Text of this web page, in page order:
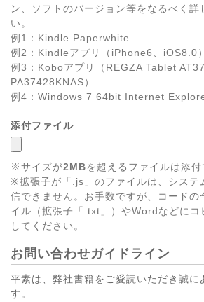
ン、ソフトのバージョン等をなるべく詳
い。
例1：Kindle Paperwhite
例2：Kindleアプリ（iPhone6、iOS8.0）
例3：Koboアプリ（REGZA Tablet
PA37428KNAS）
例4：Windows 7 64bit Internet
添付ファイル
※サイズが2MBを超えるファイルは添付
※拡張子が「.js」のファイルは、システ
信できません。お手数ですが、コードの
イル（拡張子「.txt」）やWordなどにコ
してください。
お問い合わせガイドライン
平素は、弊社書籍をご愛読いただき誠に
す。